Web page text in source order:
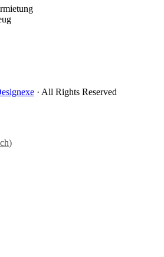
· All Rights Reserved
)